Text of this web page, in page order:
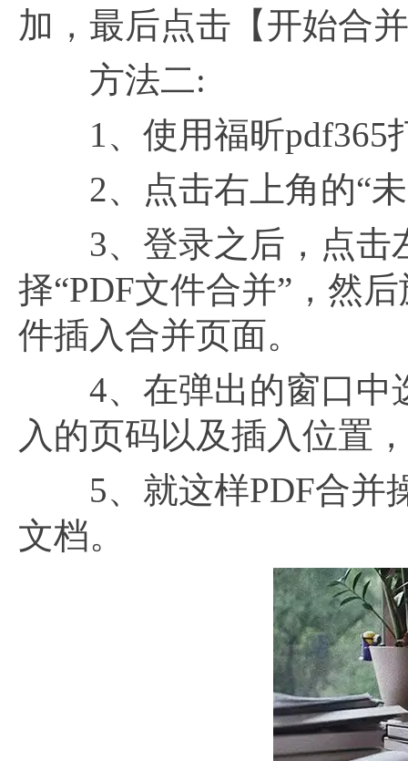
加，最后点击【开始合
方法二:
1、使用福昕pdf365
2、点击右上角的“未
3、登录之后，点击
择“PDF文件合并”，然
件插入合并页面。
4、在弹出的窗口中
入的页码以及插入位置
5、就这样PDF合并操
文档。